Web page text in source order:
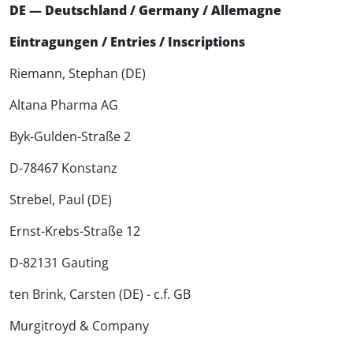
DE — Deutschland / Germany / Allemagne
Eintragungen / Entries / Inscriptions
Riemann, Stephan (DE)
Altana Pharma AG
Byk-Gulden-Straße 2
D-78467 Konstanz
Strebel, Paul (DE)
Ernst-Krebs-Straße 12
D-82131 Gauting
ten Brink, Carsten (DE) - c.f. GB
Murgitroyd & Company